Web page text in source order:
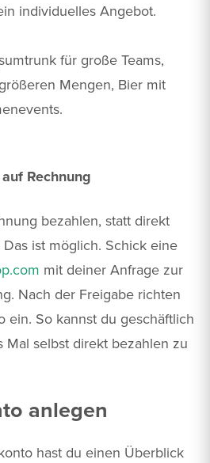
individuelles Angebot.
für große Teams,
Mengen, Bier mit
Rechnung
bezahlen, statt direkt
ist möglich. Schick eine
mit deiner Anfrage zur
Nach der Freigabe richten
ein. So kannst du geschäftlich
Mal selbst direkt bezahlen zu
anlegen
hast du einen Überblick